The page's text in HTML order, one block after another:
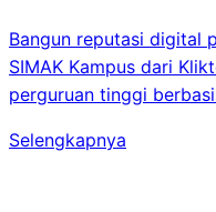
Bangun reputasi digital
SIMAK Kampus dari
perguruan tinggi
Selengkapnya